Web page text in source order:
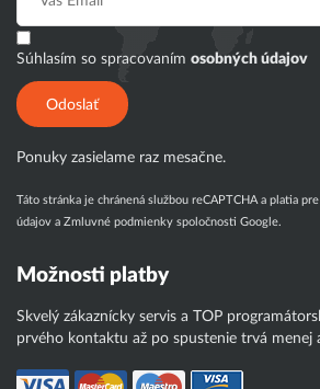
Súhlasím so spracovaním osobných údajov
Odoslať
Ponuky zasielame raz mesačne.
Táto stránka je chránená službou reCAPTCHA a platia
údajov a Zmluvné podmienky spoločnosti Google.
Možnosti platby
Skvelý zákaznícky servis a TOP
prvého kontaktu až po spustenie trvá menej